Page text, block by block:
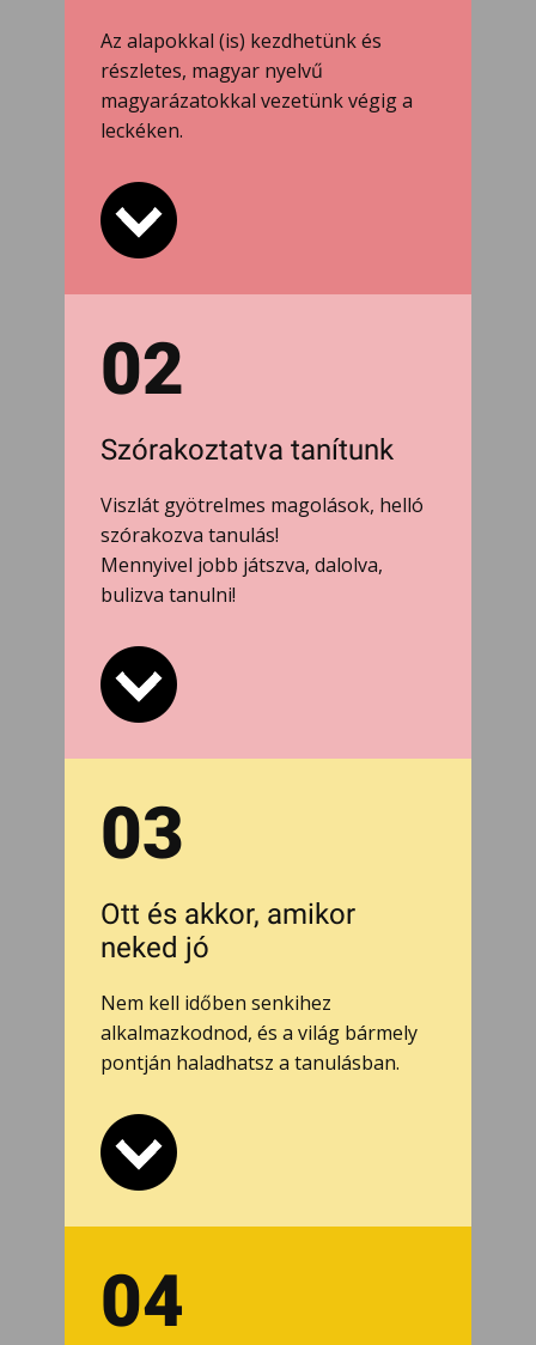
Az alapokkal (is) kezdhetünk és
részletes, magyar nyelvű
magyarázatokkal vezetünk végig a
leckéken.
02
Szórakoztatva tanítunk
Viszlát gyötrelmes magolások, helló
szórakozva tanulás!
Mennyivel jobb játszva, dalolva,
bulizva tanulni!
03
Ott és akkor, amikor
neked jó
Nem kell időben senkihez
alkalmazkodnod, és a világ bármely
pontján haladhatsz a tanulásban.
04